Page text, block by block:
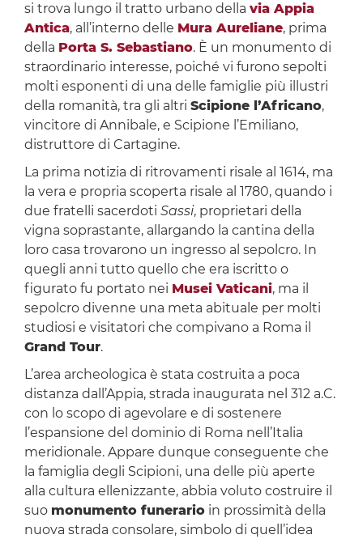
si trova lungo il tratto urbano della via Appia
Antica, all’interno delle Mura Aureliane, prima
della Porta S. Sebastiano. È un monumento di
straordinario interesse, poiché vi furono sepolti
molti esponenti di una delle famiglie più illustri
della romanità, tra gli altri Scipione l’Africano,
vincitore di Annibale, e Scipione l’Emiliano,
distruttore di Cartagine.
La prima notizia di ritrovamenti risale al 1614, ma
la vera e propria scoperta risale al 1780, quando i
due fratelli sacerdoti Sassi, proprietari della
vigna soprastante, allargando la cantina della
loro casa trovarono un ingresso al sepolcro. In
quegli anni tutto quello che era iscritto o
figurato fu portato nei Musei Vaticani, ma il
sepolcro divenne una meta abituale per molti
studiosi e visitatori che compivano a Roma il
Grand Tour.
L’area archeologica è stata costruita a poca
distanza dall’Appia, strada inaugurata nel 312 a.C.
con lo scopo di agevolare e di sostenere
l’espansione del dominio di Roma nell’Italia
meridionale. Appare dunque conseguente che
la famiglia degli Scipioni, una delle più aperte
alla cultura ellenizzante, abbia voluto costruire il
suo monumento funerarioin prossimità della
nuova strada consolare, simbolo di quell’idea